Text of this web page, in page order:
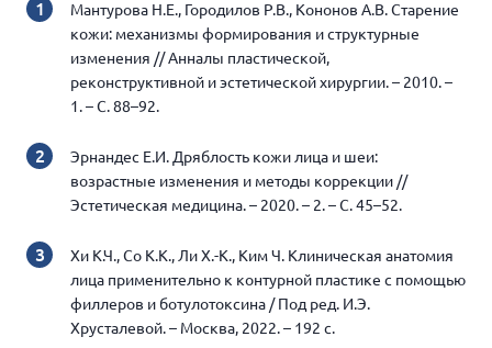
Мантурова Н.Е., Городилов Р.В., Кононов А.В. Старение
кожи: механизмы формирования и структурные
изменения // Анналы пластической,
реконструктивной и эстетической хирургии. – 2010. –
1. – С. 88–92.
Эрнандес Е.И. Дряблость кожи лица и шеи:
возрастные изменения и методы коррекции //
Эстетическая медицина. – 2020. – 2. – С. 45–52.
Хи К.Ч., Со К.К., Ли Х.-К., Ким Ч. Клиническая анатомия
лица применительно к контурной пластике с помощью
филлеров и ботулотоксина / Под ред. И.Э.
Хрусталевой. – Москва, 2022. – 192 с.